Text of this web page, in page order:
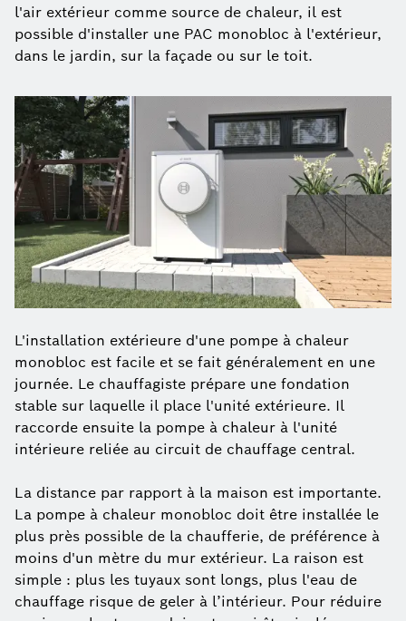
l'air extérieur comme source de chaleur, il est
possible d'installer une PAC monobloc à l'extérieur,
dans le jardin, sur la façade ou sur le toit.
L'installation extérieure d'une pompe à chaleur
monobloc est facile et se fait généralement en une
journée. Le chauffagiste prépare une fondation
stable sur laquelle il place l'unité extérieure. Il
raccorde ensuite la pompe à chaleur à l'unité
intérieure reliée au circuit de chauffage central.
La distance par rapport à la maison est importante.
La pompe à chaleur monobloc doit être installée le
plus près possible de la chaufferie, de préférence à
moins d'un mètre du mur extérieur. La raison est
simple : plus les tuyaux sont longs, plus l'eau de
chauffage risque de geler à l’intérieur. Pour réduire